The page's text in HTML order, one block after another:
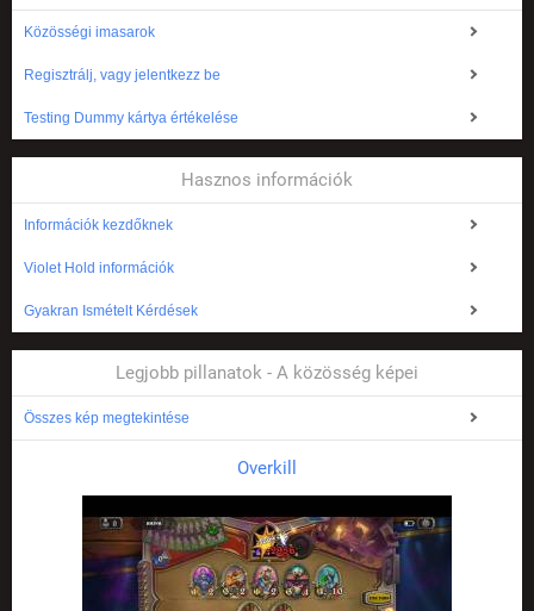
Közösségi imasarok
Regisztrálj, vagy jelentkezz be
Testing Dummy kártya értékelése
Hasznos információk
Információk kezdőknek
Violet Hold információk
Gyakran Ismételt Kérdések
Legjobb pillanatok - A közösség képei
Összes kép megtekintése
Overkill